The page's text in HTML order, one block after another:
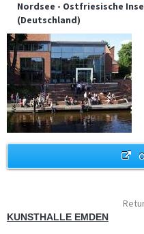
Nordsee - Ostfriesische
(Deutschland)
KUNSTHALLE EMDEN